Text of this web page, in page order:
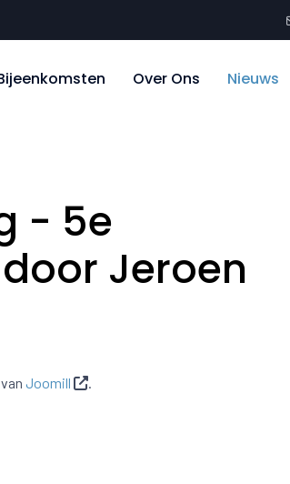
Over Ons Nieuws
- 5e
Jeroen
Joomill .